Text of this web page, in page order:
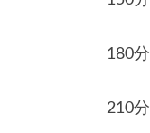
180分
210分